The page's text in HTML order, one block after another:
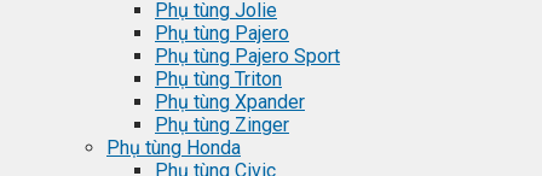
Phụ tùng Jolie
Phụ tùng Pajero
Phụ tùng Pajero Sport
Phụ tùng Triton
Phụ tùng Xpander
Phụ tùng Zinger
Phụ tùng Honda
Phụ tùng Civic